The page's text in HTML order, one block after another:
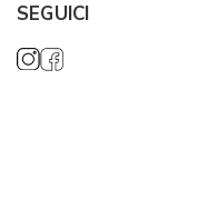
SEGUICI